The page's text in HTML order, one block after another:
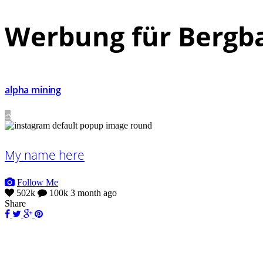
Werbung für
alpha mining
My name here
Follow Me
502k
100k 3 month ago
Share